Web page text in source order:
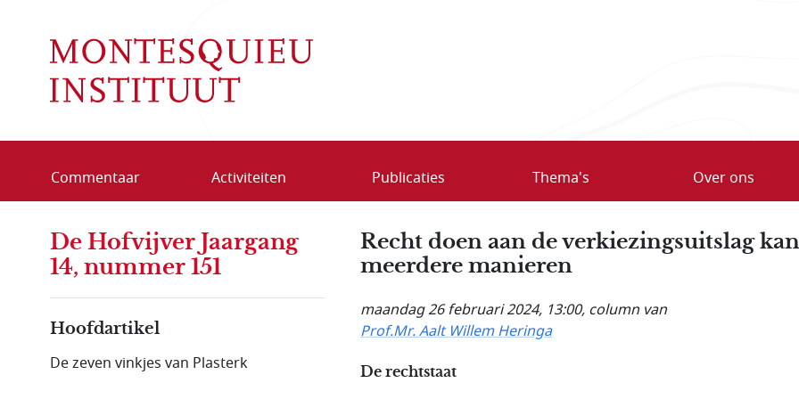
Commentaar Activiteiten Publicaties Thema's Over ons
Recht doen aan de verkiezingsuitslag
meerdere manieren
maandag 26 februari 2024, 13:00, column van
Prof.Mr. Aalt Willem Heringa
De rechtstaat
De Hofvijver Jaargang
14, nummer 151
Hoofdartikel
De zeven vinkjes van Plasterk